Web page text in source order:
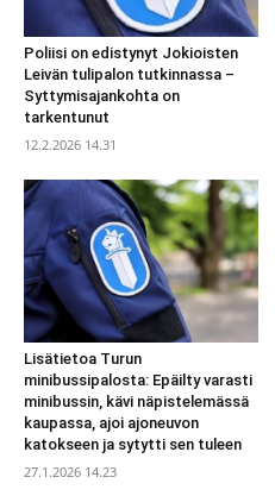
Poliisi on edistynyt Jokioisten
Leivän tulipalon tutkinnassa –
Syttymisajankohta on
tarkentunut
12.2.2026 14.31
Lisätietoa Turun
minibussipalosta: Epäilty varasti
minibussin, kävi näpistelemässä
kaupassa, ajoi ajoneuvon
katokseen ja sytytti sen tuleen
27.1.2026 14.23